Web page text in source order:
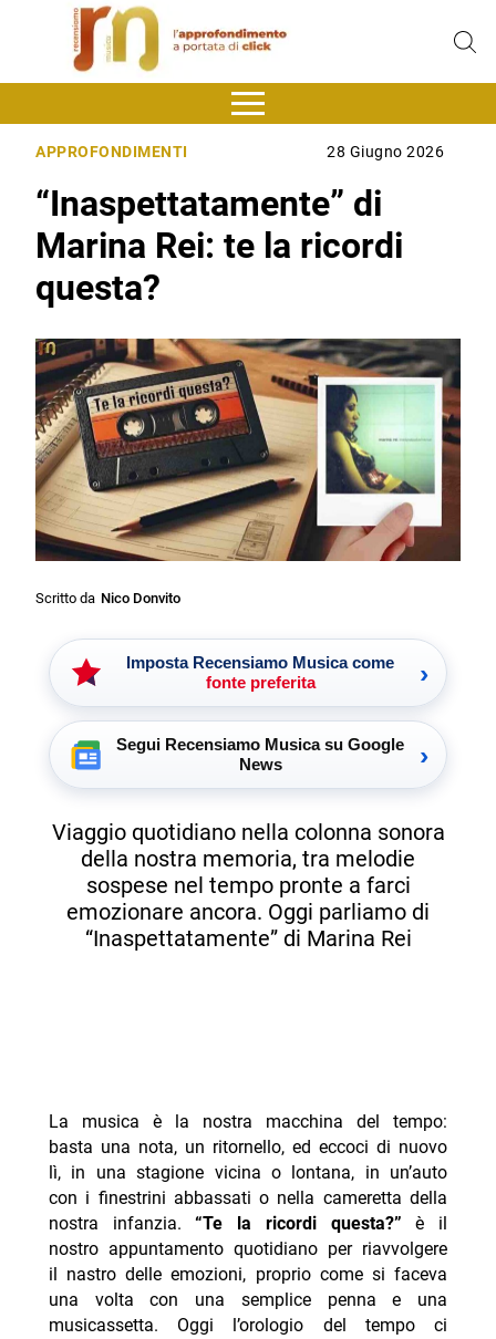
APPROFONDIMENTI 28 Giugno 2026
“Inaspettatamente” di
Marina Rei: te la ricordi
questa?
Scritto da Nico Donvito
Imposta Recensiamo Musica come
fonte preferita
›
Segui Recensiamo Musica su Google
News
›
Viaggio quotidiano nella colonna sonora
della nostra memoria, tra melodie
sospese nel tempo pronte a farci
emozionare ancora. Oggi parliamo di
“Inaspettatamente” di Marina Rei
La musica è la nostra macchina del tempo:
basta una nota, un ritornello, ed eccoci di nuovo
lì, in una stagione vicina o lontana, in un’auto
con i finestrini abbassati o nella cameretta della
nostra infanzia.“Te la ricordi questa?” è il
nostro appuntamento quotidiano per riavvolgere
il nastro delle emozioni, proprio come si faceva
una volta con una semplice penna e una
musicassetta. Oggi l’orologio del tempo ci